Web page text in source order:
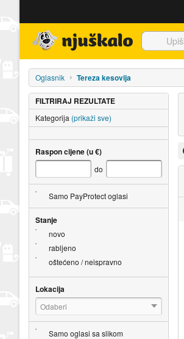
Oglasnik Tereza kesovija
FILTRIRAJ REZULTATE
Kategorija (prikaži sve)
Raspon cijene (u €)
do
Samo PayProtect oglasi
Stanje
novo
rabljeno
oštećeno / neispravno
Lokacija
Odaberi
Samo oglasi sa slikom